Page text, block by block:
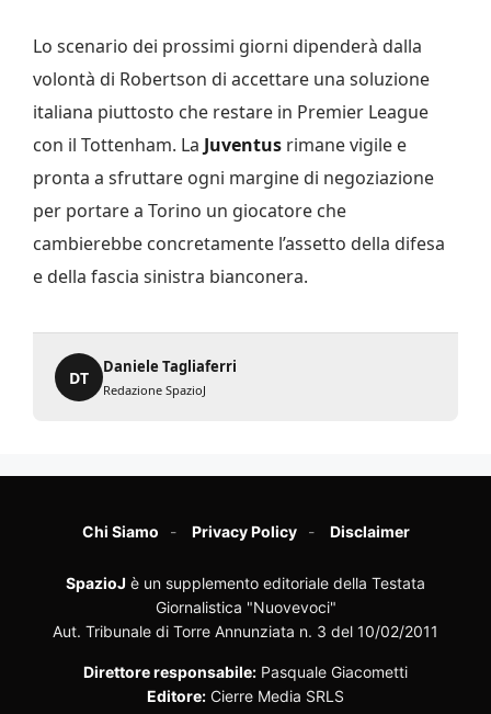
Lo scenario dei prossimi giorni dipenderà dalla
volontà di Robertson di accettare una soluzione
italiana piuttosto che restare in Premier League
con il Tottenham. La Juventus rimane vigile e
pronta a sfruttare ogni margine di negoziazione
per portare a Torino un giocatore che
cambierebbe concretamente l’assetto della difesa
e della fascia sinistra bianconera.
DT
Daniele Tagliaferri
Redazione SpazioJ
Chi Siamo Privacy Policy Disclaimer
SpazioJ è un supplemento editoriale della Testata
Giornalistica "Nuovevoci"
Aut. Tribunale di Torre Annunziata n. 3 del 10/02/2011
Direttore responsabile: Pasquale Giacometti
Editore: Cierre Media SRLS